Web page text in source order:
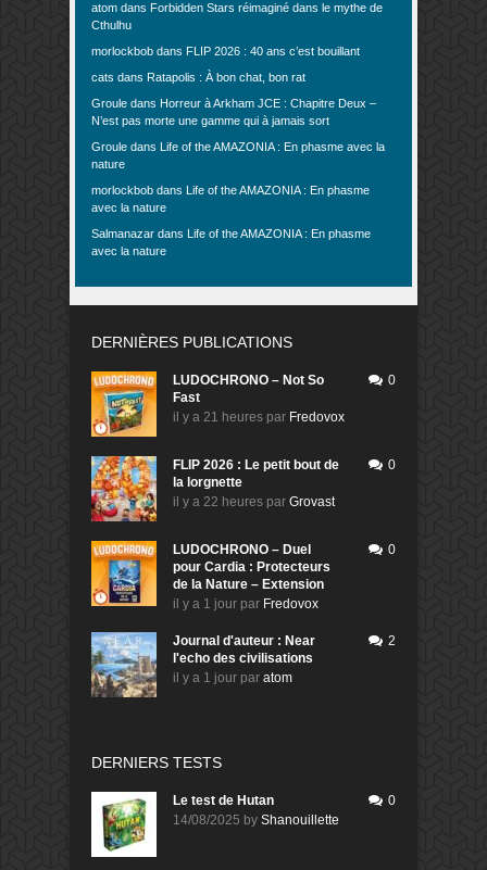
atom dans Forbidden Stars réimaginé dans le mythe de
Cthulhu
morlockbob dans FLIP 2026 : 40 ans c’est bouillant
cats dans Ratapolis : À bon chat, bon rat
Groule dans Horreur à Arkham JCE : Chapitre Deux –
N’est pas morte une gamme qui à jamais sort
Groule dans Life of the AMAZONIA : En phasme avec la
nature
morlockbob dans Life of the AMAZONIA : En phasme
avec la nature
Salmanazar dans Life of the AMAZONIA : En phasme
avec la nature
DERNIÈRES PUBLICATIONS
LUDOCHRONO – Not So
Fast
il y a 21 heures par Fredovox
0
FLIP 2026 : Le petit bout de
la lorgnette
il y a 22 heures par Grovast
0
LUDOCHRONO – Duel
pour Cardia : Protecteurs
de la Nature – Extension
il y a 1 jour par Fredovox
0
Journal d'auteur : Near
l'echo des civilisations
il y a 1 jour par atom
2
DERNIERS TESTS
Le test de Hutan
14/08/2025 by Shanouillette
0